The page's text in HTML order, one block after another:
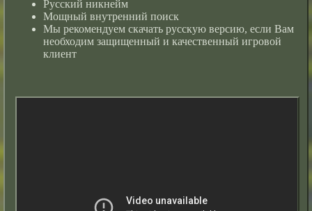
Русский никнейм
Мощный внутренний поиск
Мы рекомендуем скачать русскую версию, если Вам
необходим защищенный и качественный игровой
клиент